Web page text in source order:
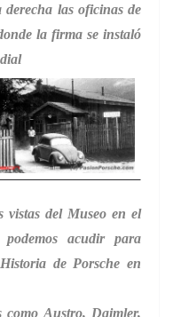
las oficinas de
la firma se instaló
vistas del Museo en el
acudir para
de Porsche en
como Austro, Daimler,